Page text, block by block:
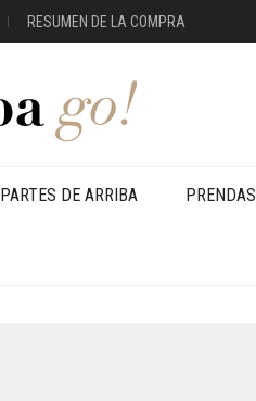
RESUMEN DE LA COMPRA
PARTES DE ARRIBA